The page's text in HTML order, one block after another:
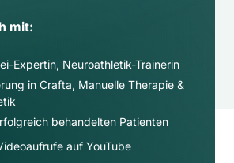
mit:
Expertin, Neuroathletik-Trainerin
in Crafta, Manuelle Therapie &
behandelten Patienten
auf YouTube